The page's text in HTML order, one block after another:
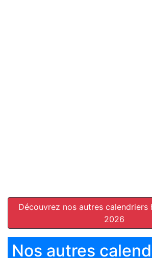
Découvrez nos autres calendriers
2026
Nos autres